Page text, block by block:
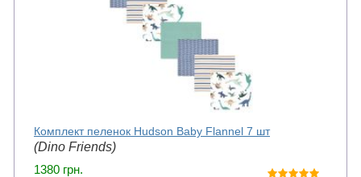
Комплект пеленок Hudson Baby Flannel 7 шт
(Dino Friends)
1380 грн.